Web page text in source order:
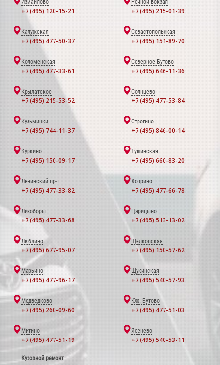
Измайлово
+7 (495) 120-15-21
Речной вокзал
+7 (495) 215-01-39
Калужская
+7 (495) 477-50-37
Севастопольская
+7 (495) 151-89-70
Коломенская
+7 (495) 477-33-61
Северное Бутово
+7 (495) 646-11-36
Крылатское
+7 (495) 215-53-52
Солнцево
+7 (495) 477-53-84
Кузьминки
+7 (495) 744-11-37
Строгино
+7 (495) 846-00-14
Куркино
+7 (495) 150-09-17
Тушинская
+7 (495) 660-83-20
Ленинский пр-т
+7 (495) 477-33-82
Ховрино
+7 (495) 477-66-78
Лихоборы
+7 (495) 477-33-68
Царицыно
+7 (495) 513-13-02
Люблино
+7 (495) 677-95-07
Щёлковская
+7 (495) 150-57-62
Марьино
+7 (495) 477-96-17
Щукинская
+7 (495) 540-57-93
Медведково
+7 (495) 260-09-60
Юж. Бутово
+7 (495) 477-51-03
Митино
+7 (495) 477-51-19
Ясенево
+7 (495) 540-53-11
Кузовной ремонт